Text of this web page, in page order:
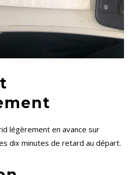
légèrement en avance sur
dix minutes de retard au départ.